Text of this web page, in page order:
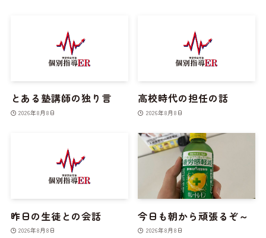
とある塾講師の独り言
2026年8月8日
高校時代の担任の話
2026年8月8日
昨日の生徒との会話
2026年8月8日
今日も朝から頑張るぞ～
2026年8月8日